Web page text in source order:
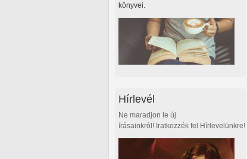
könyvei.
Hírlevél
Ne maradjon le új
írásainkról! Iratkozzék fel Hírlevelünkre!